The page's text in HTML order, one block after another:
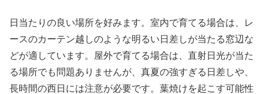
日当たりの良い場所を好みます。室内で育てる場合は、レ
ースのカーテン越しのような明るい日差しが当たる窓辺な
どが適しています。屋外で育てる場合は、直射日光が当た
る場所でも問題ありませんが、真夏の強すぎる日差しや、
長時間の西日には注意が必要です。葉焼けを起こす可能性